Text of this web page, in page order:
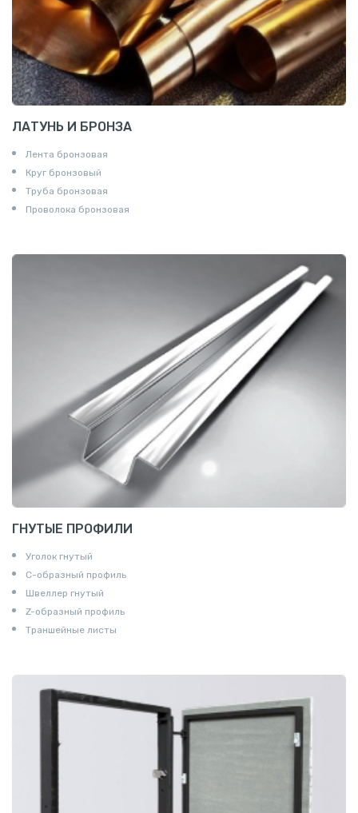
ЛАТУНЬ И БРОНЗА
Лента бронзовая
Круг бронзовый
Труба бронзовая
Проволока бронзовая
ГНУТЫЕ ПРОФИЛИ
Уголок гнутый
С-образный профиль
Швеллер гнутый
Z-образный профиль
Траншейные листы